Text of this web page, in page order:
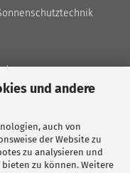
und andere
auch von
der Website zu
zu analysieren und
zu können. Weitere